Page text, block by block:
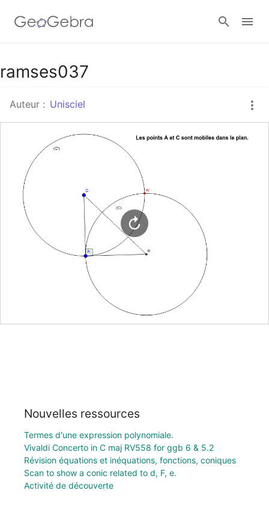
Google Classroom
Classe GeoGebra
Se connecter
ramses037
Auteur : Unisciel
Nouvelles ressources
Termes d'une expression polynomiale.
Vivaldi Concerto in C maj RV558 for ggb 6 & 5.2
Révision équations et inéquations, fonctions, coniques
Scan to show a conic related to d, F, e.
Activité de découverte